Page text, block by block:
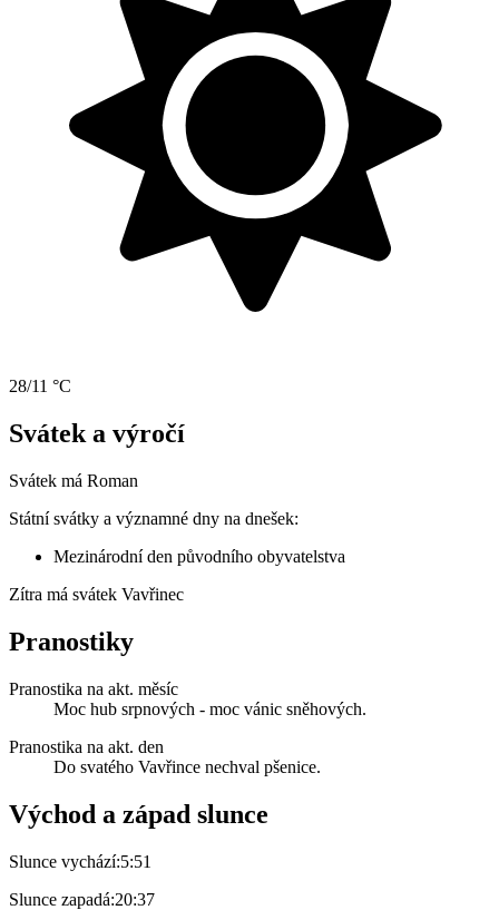
28/11 °C
Svátek a výročí
Svátek má Roman
Státní svátky a významné dny na dnešek:
Mezinárodní den původního obyvatelstva
Zítra má svátek Vavřinec
Pranostiky
Pranostika na akt. měsíc
Moc hub srpnových - moc vánic sněhových.
Pranostika na akt. den
Do svatého Vavřince nechval pšenice.
Východ a západ slunce
Slunce vychází:5:51
Slunce zapadá:20:37